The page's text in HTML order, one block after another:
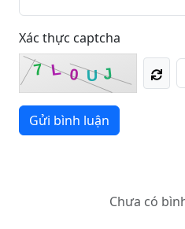
Xác thực captcha
7 L 0 U J
Gửi bình luận
Chưa có